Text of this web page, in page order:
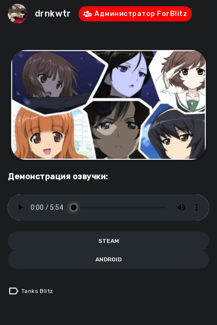
drnkwtr Администратор ForBlitz
Демонстрация озвучки:
STEAM
ANDROID
label Tanks Blitz